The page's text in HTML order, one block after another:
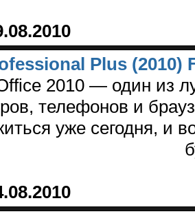
Plus (2010)
2010 — один из
телефонов и
уже сегодня, и